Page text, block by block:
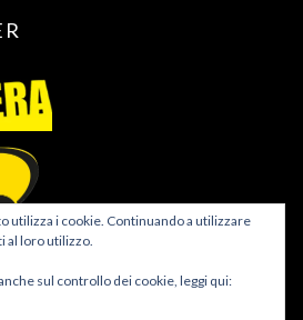
utilizza i cookie. Continuando a utilizzare
al loro utilizzo.
sul controllo dei cookie, leggi qui: